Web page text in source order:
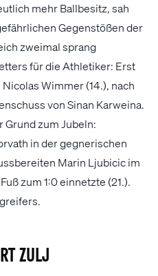
mehr Ballbesitz, sah
Gegenstößen der
zweimal sprang
für die Athletiker: Erst
Wimmer (14.), nach
von Sinan Karweina.
Grund zum Jubeln:
in der gegnerischen
Marin Ljubicic im
zum 1:0 einnetzte (21.).
Zulj